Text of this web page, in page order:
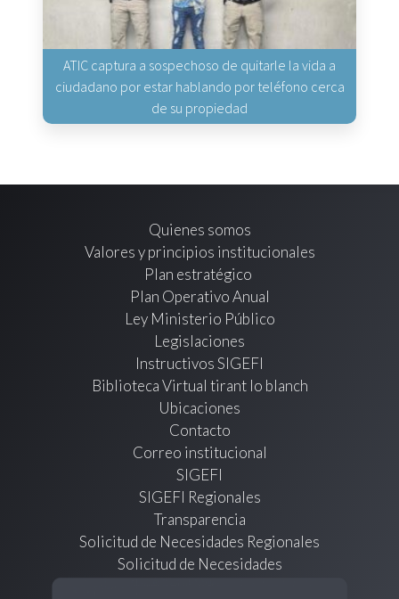
ATIC captura a sospechoso de quitarle la vida a
ciudadano por estar hablando por teléfono cerca
de su propiedad
Quienes somos
Valores y principios institucionales
Plan estratégico
Plan Operativo Anual
Ley Ministerio Público
Legislaciones
Instructivos SIGEFI
Biblioteca Virtual tirant lo blanch
Ubicaciones
Contacto
Correo institucional
SIGEFI
SIGEFI Regionales
Transparencia
Solicitud de Necesidades Regionales
Solicitud de Necesidades